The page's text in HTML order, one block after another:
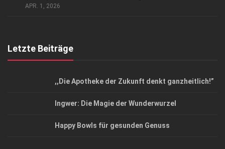
Top Magazin Dresden / Ostsachsen
APR. 1, 2026
Letzte Beiträge
,,Die Apotheke der Zukunft denkt ganzheitlich!”
Ingwer: Die Magie der Wunderwurzel
Happy Bowls für gesunden Genuss